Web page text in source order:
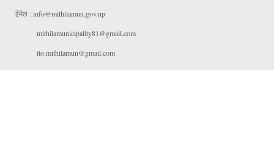
ईमेल : info@mithilamun.gov.np
mithilamunicipality81@gmail.com
ito.mithilamun@gmail.com